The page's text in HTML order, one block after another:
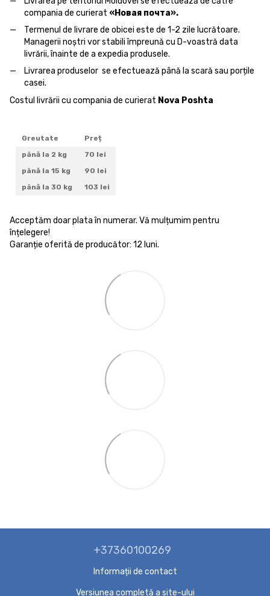
compania de curierat «Новая почта».
Termenul de livrare de obicei este de 1-2 zile lucrătoare.
Managerii noștri vor stabili împreună cu D-voastră data
livrării, înainte de a expedia produsele.
Livrarea produselor se efectuează până la scară sau porțile
casei.
Costul livrării cu compania de curierat Nova Poshta
Greutate
Preț
până la 2 kg
70 lei
până la 15 kg
90 lei
până la 30 kg
103 lei
Acceptăm doar plata în numerar. Vă mulțumim pentru
înțelegere!
Garanție oferită de producător: 12 luni.
+37360100269
Informații de contact
Versiunea completă a site-ului